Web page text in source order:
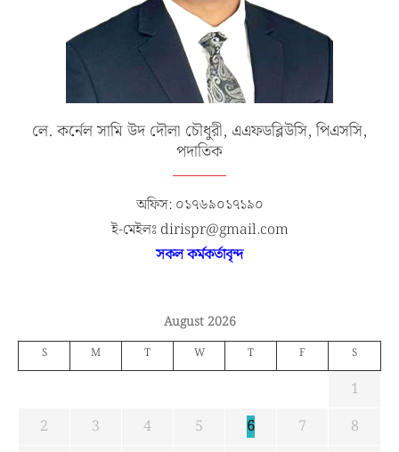
লে. কর্নেল সামি উদ দৌলা চৌধুরী, এএফডব্লিউসি, পিএসসি,
পদাতিক
অফিস: ০১৭৬৯০১৭১৯০
ই-মেইলঃ dirispr@gmail.com
সকল কর্মকর্তাবৃন্দ
August 2026
S M T W T F S
1
2
3 4 5 6 7
8